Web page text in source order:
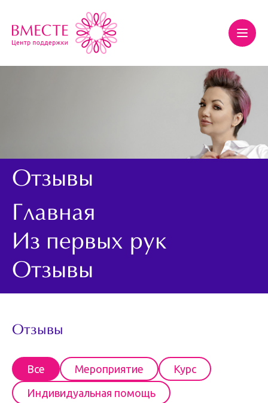
Отзывы
Главная
Из первых рук
Отзывы
Отзывы
Все Мероприятие
Курс
Индивидуальная помощь